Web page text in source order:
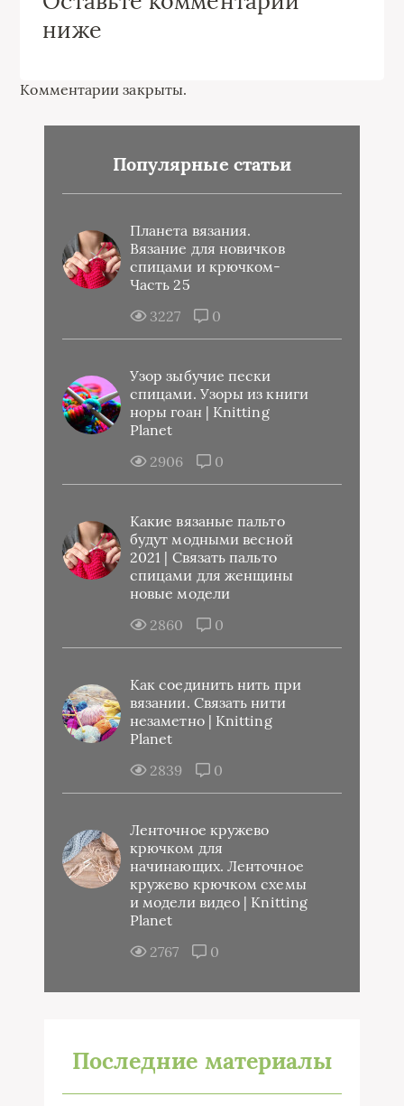
ниже
Комментарии закрыты.
Популярные статьи
Планета вязания.
Вязание для новичков
спицами и крючком-
Часть 25
3227
0
Узор зыбучие пески
спицами. Узоры из книги
норы гоан | Knitting
Planet
2906
0
Какие вязаные пальто
будут модными весной
2021 | Связать пальто
спицами для женщины
новые модели
2860
0
Как соединить нить при
вязании. Связать нити
незаметно | Knitting
Planet
2839
0
Ленточное кружево
крючком для
начинающих. Ленточное
кружево крючком схемы
и модели видео | Knitting
Planet
2767
0
Последние материалы